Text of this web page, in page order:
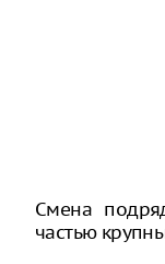
Смена
частью